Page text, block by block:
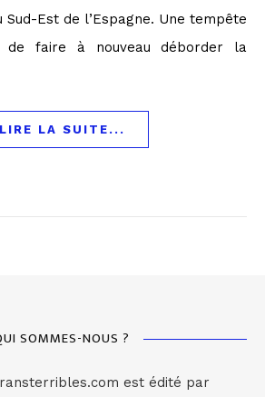
Sud-Est de l’Espagne. Une tempête
de faire à nouveau déborder la
LIRE LA SUITE...
SOMMES-NOUS ?
est édité par